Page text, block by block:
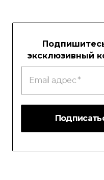
эксклюзивный
Email
адрес